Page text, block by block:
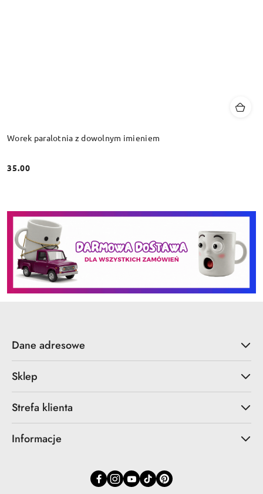
Worek paralotnia z dowolnym imieniem
Cena:
35.00
Dane adresowe
Sklep
Strefa klienta
Informacje